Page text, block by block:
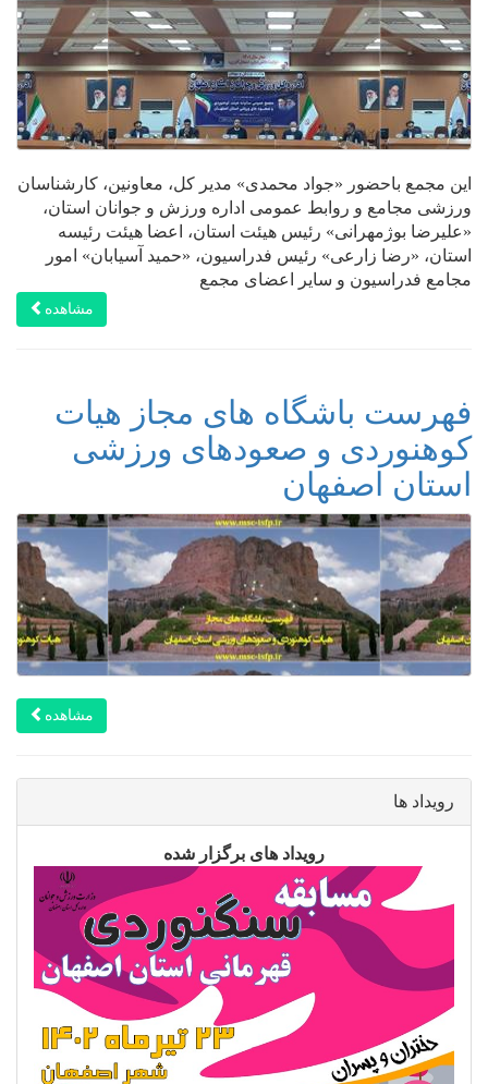
این مجمع باحضور «جواد محمدی» مدیر کل، معاونین، کارشناسان
ورزشی مجامع و روابط عمومی اداره ورزش و جوانان استان،
«علیرضا بوژمهرانی» رئیس ه‍یئت استان، اعضا هیئت رئیسه
استان، «رضا زارعی» رئیس فدراسیون، «حمید آسیابان» امور
مجامع فدراسیون و سایر اعضای مجمع
مشاهده
فهرست باشگاه های مجاز هیات
کوهنوردی و صعودهای ورزشی
استان اصفهان
مشاهده
رویداد ها
رویداد های برگزار شده